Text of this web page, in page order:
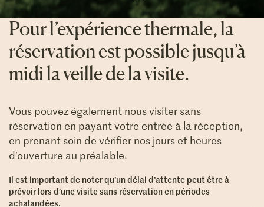
Pour l’expérience thermale, la
réservation est possible jusqu’à
midi la veille de la visite.
Vous pouvez également nous visiter sans
réservation en payant votre entrée à la réception,
en prenant soin de vérifier nos jours et heures
d’ouverture au préalable.
Il est important de noter qu’un délai d’attente peut être à
prévoir lors d’une visite sans réservation en périodes
achalandées.